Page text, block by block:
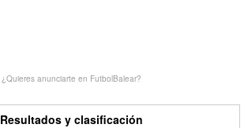
¿Quieres anunciarte en FutbolBalear?
Resultados y clasificación